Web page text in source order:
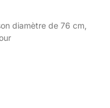
diamètre de 76 cm,